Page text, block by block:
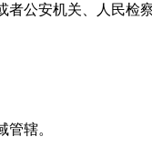
安机关、人民检
辖。